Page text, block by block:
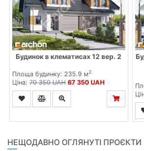
Будинок в клематисах 12 вер. 2
Площа будинку: 235.9 м2
Ціна: 70 350 UAH 67 350 UAH
НЕЩОДАВНО ОГЛЯНУТІ ПРОЄКТИ